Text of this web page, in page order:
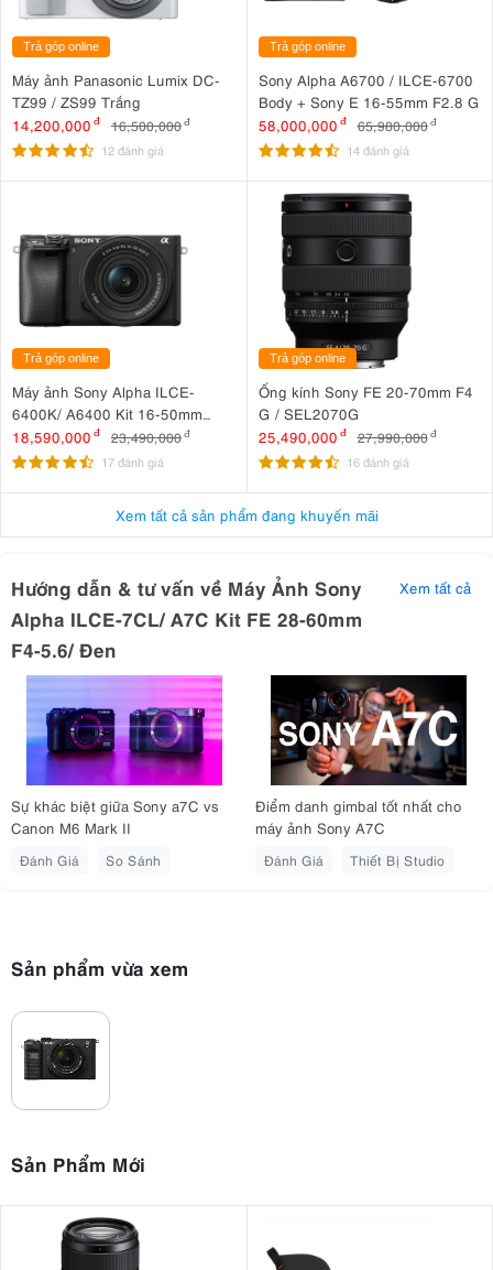
Có nên nâng cấp từ A7C lên A7C II hay không ?
Sony A7C : Chiếc Fullframe gọn nhất cho Portrait Photographer ?
1. Sony A7C | Gói trọn sức mạnh Full-frame
Trả góp online
Máy ảnh Panasonic Lumix DC-
TZ99 / ZS99 Trắng
14,200,000 đ 16,500,000đ
12 đánh giá
Trả góp online
Sony Alpha A6700 / ILCE-6700
Body + Sony E 16-55mm F2.8 G
58,000,000 đ 65,980,000 đ
14 đánh giá
Trả góp online
Máy ảnh Sony Alpha ILCE-
6400K/ A6400 Kit 16-50mm
F3.5-5.6 OSS II
18,590,000 đ 23,490,000đ
17 đánh giá
Trả góp online
Ống kính Sony FE 20-70mm F4
G / SEL2070G
25,490,000 đ 27,990,000 đ
16 đánh giá
Xem tất cả sản phẩm đang khuyến mãi
Hướng dẫn & tư vấn về Máy Ảnh Sony
Alpha ILCE-7CL/ A7C Kit FE 28-60mm
F4-5.6/ Đen
Xem tất cả
Sự khác biệt giữa Sony a7C vs
Canon M6 Mark II
Đánh Giá So Sánh
Điểm danh gimbal tốt nhất cho
máy ảnh Sony A7C
Đánh Giá Thiết Bị Studio
Sản phẩm vừa xem
Sản Phẩm Mới